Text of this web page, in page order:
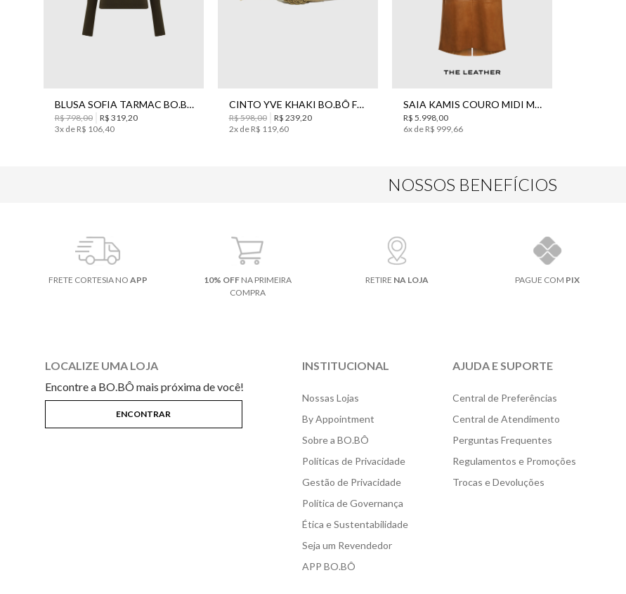
BLUSA SOFIA TARMAC BO.BÔ FEMININO
R$798,00 R$ 319, 20
3x de R$ 106, 40
CINTO YVE KHAKI BO.BÔ FEMININO
R$598,00 R$ 239, 20
2x de R$ 119, 60
42
SAIA KAMIS COURO MIDI MARROM BO.BÔ FEMININA
R$ 5 998, 00
6x de R$ 999, 66
NOSSOS BENEFÍCIOS
FRETE CORTESIA NO APP 10% OFFNA PRIMEIRA
COMPRA
RETIRE NA LOJA PAGUE COM PIX
LOCALIZE UMA LOJA
Encontre a BO.BÔ mais próxima de você!
INSTITUCIONAL
Nossas Lojas
By Appointment
Sobre a BO.BÔ
Políticas de Privacidade
Gestão de Privacidade
Política de Governança
Ética e Sustentabilidade
Seja um Revendedor
APP BO.BÔ
AJUDA E SUPORTE
Central de Preferências
Central de Atendimento
Perguntas Frequentes
Regulamentos e Promoções
Trocas e Devoluções